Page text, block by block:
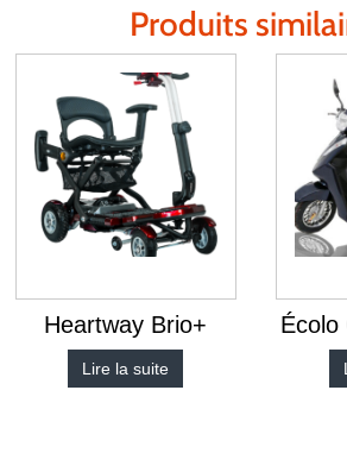
Produits
Heartway Brio+
Lire la suite
Écolo